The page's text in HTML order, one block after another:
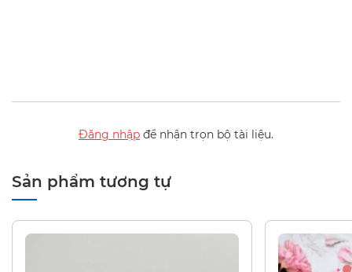
Đăng nhập để nhận trọn bộ tài liệu.
Sản phẩm tương tự